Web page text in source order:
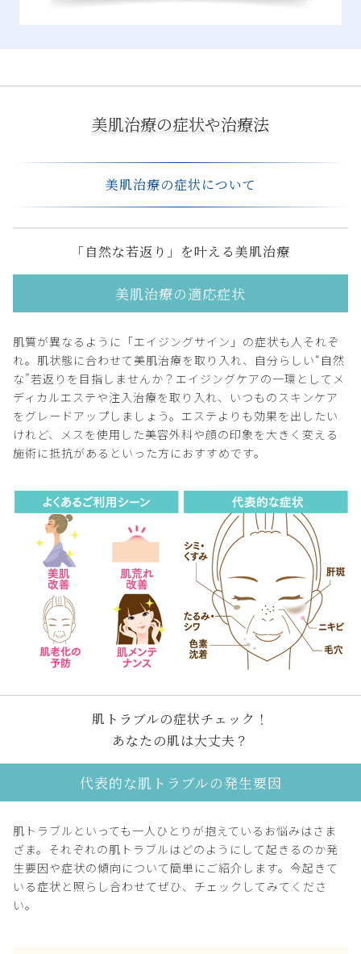
美肌治療の症状や治療法
美肌治療の症状について
「自然な若返り」を叶える美肌治療
美肌治療の適応症状
肌質が異なるように「エイジングサイン」の症状も人それぞ
れ。肌状態に合わせて美肌治療を取り入れ、自分らしい“自然
な”若返りを目指しませんか？エイジングケアの一環としてメ
ディカルエステや注入治療を取り入れ、いつものスキンケア
をグレードアップしましょう。エステよりも効果を出したい
けれど、メスを使用した美容外科や顔の印象を大きく変える
施術に抵抗があるといった方におすすめです。
肌トラブルの症状チェック！
あなたの肌は大丈夫？
代表的な肌トラブルの発生要因
肌トラブルといっても一人ひとりが抱えているお悩みはさま
ざま。それぞれの肌トラブルはどのようにして起きるのか発
生要因や症状の傾向について簡単にご紹介します。今起きて
いる症状と照らし合わせてぜひ、チェックしてみてくださ
い。